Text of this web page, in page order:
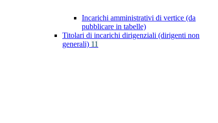
Incarichi amministrativi di vertice (da
pubblicare in tabelle)
Titolari di incarichi dirigenziali (dirigenti non
generali) 11